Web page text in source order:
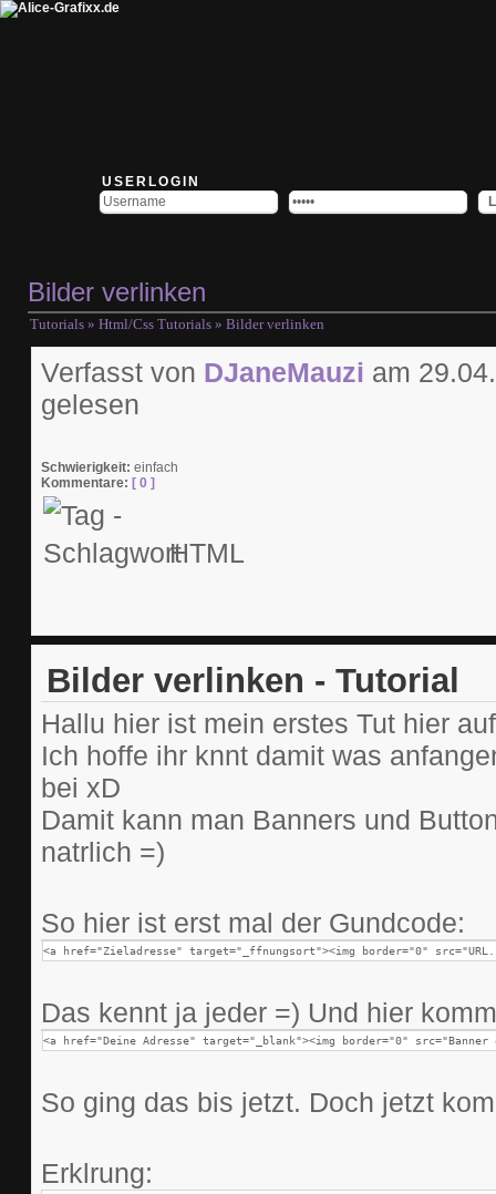
USERLOGIN
Bilder verlinken
Tutorials » Html/Css Tutorials » Bilder verlinken
Verfasst von DJaneMauzi am
gelesen
Schwierigkeit: einfach
Kommentare: [ 0 ]
HTML
Bilder verlinken - Tutorial
Hallu hier ist mein erstes Tut hier
Ich hoffe ihr knnt damit was
bei xD
Damit kann man Banners und
natrlich =)
So hier ist erst mal der Gundcode:
<a href="Zieladresse" target="_ffnungsort"><img border="0"
Das kennt ja jeder =) Und hier
<a href="Deine Adresse" target="_blank"><img border="0"
So ging das bis jetzt. Doch jetzt
Erklrung: